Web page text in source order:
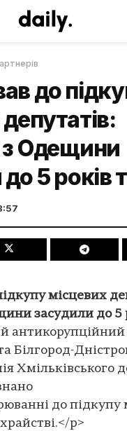
до
з Одещини
до 5
місцевих
засудили до 5
антикорупційний
Білгород-
Хмільківського
до підкупу
p>